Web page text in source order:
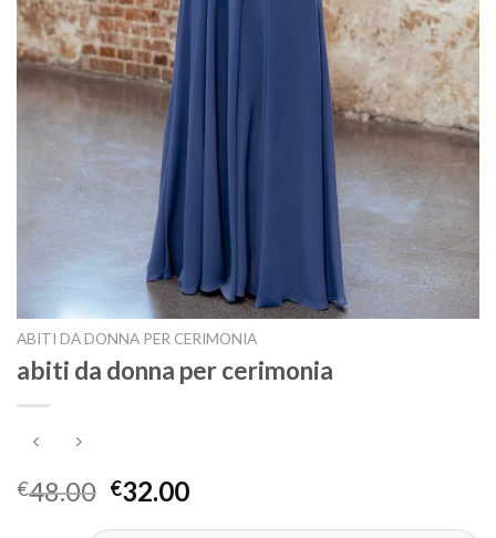
ABITI DA DONNA PER CERIMONIA
abiti da donna per cerimonia
€48.00 €32.00